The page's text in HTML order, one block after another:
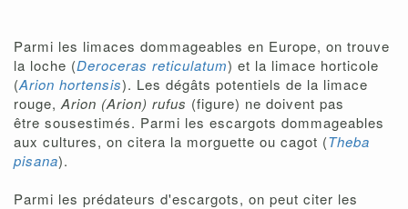
Parmi les limaces dommageables en Europe, on trouve
la loche (Deroceras reticulatum) et la limace horticole
(Arion hortensis). Les dégâts potentiels de la limace
rouge, Arion (Arion) rufus (figure) ne doivent pas
être sousestimés. Parmi les escargots dommageables
aux cultures, on citera la morguette ou cagot (Theba
pisana).
Parmi les prédateurs d'escargots, on peut citer les